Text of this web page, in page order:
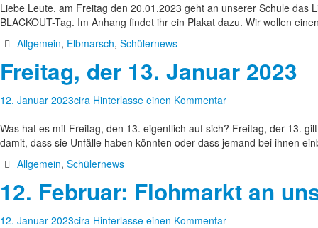
Liebe Leute, am Freitag den 20.01.2023 geht an unserer Schule
BLACKOUT-Tag. Im Anhang findet ihr ein Plakat dazu. Wir wollen
Allgemein, Elbmarsch, Schülernews
Freitag, der 13. Januar 2023
12. Januar 2023cira Hinterlasse einen Kommentar
Was hat es mit Freitag, den 13. eigentlich auf sich? Freitag, der 13.
damit, dass sie Unfälle haben könnten oder dass jemand bei ihnen
Allgemein, Schülernews
12. Februar: Flohmarkt an
12. Januar 2023cira Hinterlasse einen Kommentar